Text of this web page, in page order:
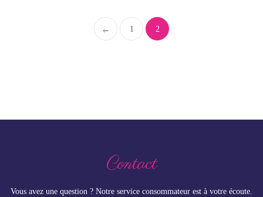
1 2
Contact
Vous avez une question ? Notre service consommateur est à votre écoute.